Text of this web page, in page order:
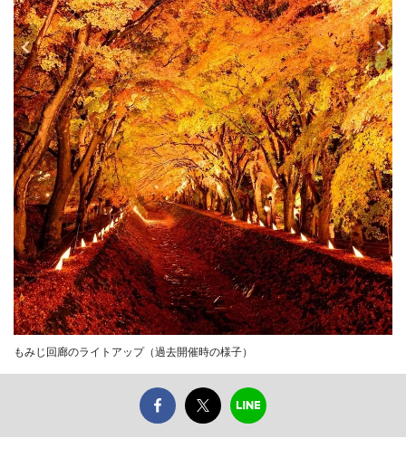
もみじ回廊のライトアップ（過去開催時の様子）